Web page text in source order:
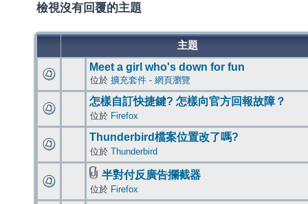
檢視沒有回覆的主題
主題
Meet a girl who's down for fun
位於 擴充套件 - 網頁瀏覽
怎樣自訂快捷鍵? 怎樣向官方回報故障？
位於 Firefox
Thunderbird檔案位置改了嗎?
位於 Thunderbird
半對付反廣告攔截器
位於 Firefox